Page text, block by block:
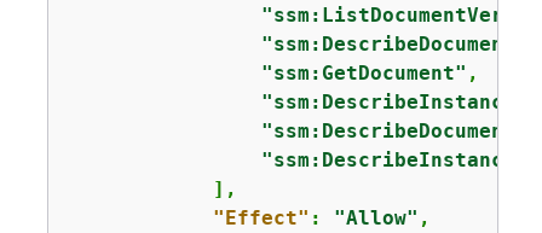
"ssm:DescribeDocument"
"ssm:GetDocument" ,
            ],
"Effect" : "Allow" ,